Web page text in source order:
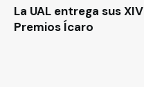
La UAL entrega sus XIV
Premios Ícaro